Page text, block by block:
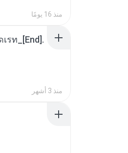
منذ 16 يومًا
รท_[End].
منذ 3 أشهر